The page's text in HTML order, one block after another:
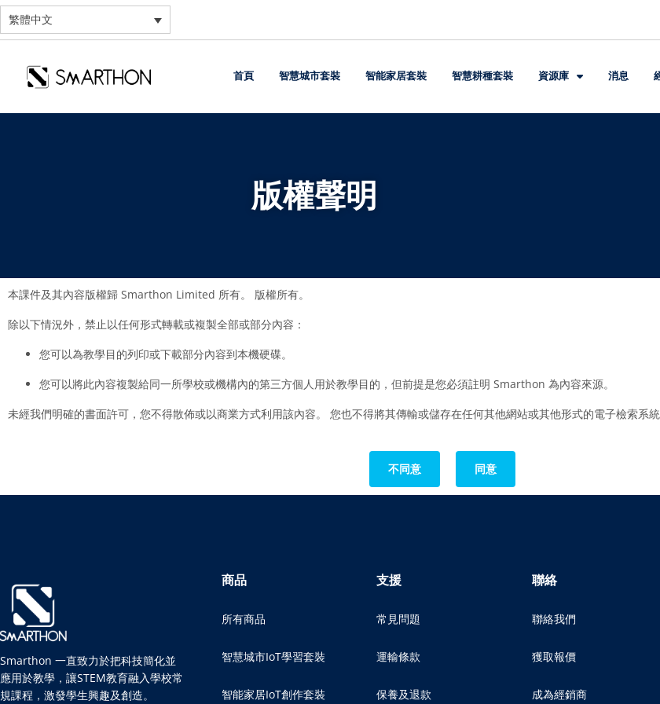
繁體中文
首頁 智慧城市套裝 智能家居套裝 智慧耕種套裝 資源庫 消息
版權聲明
本課件及其內容版權歸 Smarthon Limited 所有。 版權所有。
除以下情況外，禁止以任何形式轉載或複製全部或部分內容：
您可以為教學目的列印或下載部分內容到本機硬碟。
您可以將此內容複製給同一所學校或機構內的第三方個人用於教學目的，但前提是您必須註明 Smarthon 為內容來源。
未經我們明確的書面許可，您不得散佈或以商業方式利用該內容。 您也不得將其傳輸或儲存在任何其他網站或其他形式的電子檢索系統
不同意 同意
Smarthon 一直致力於把科技簡化並
應用於教學，讓STEM教育融入學校常
規課程，激發學生興趣及創造。
商品
所有商品
智慧城市IoT學習套裝
智能家居IoT創作套裝
支援
常見問題
運輸條款
保養及退款
聯絡
聯絡我們
獲取報價
成為經銷商